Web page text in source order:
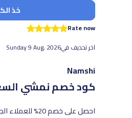
خذ
Rate now
اخر تحديف فيSunday 9 Aug, 2026
Namshi
كود خصم نمشي
احصل على خصم 20% للعملاء الجدد وخصم 10% للعملاء الحاليين، جميع الخصومات لا تتجاوز 50 ريال سعودي.